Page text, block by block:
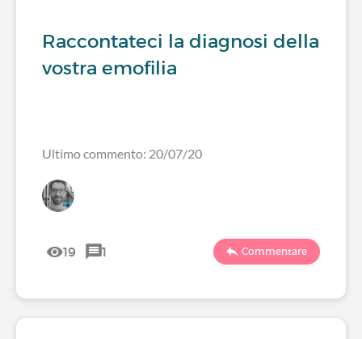
Raccontateci la diagnosi della
vostra emofilia
Ultimo commento: 20/07/20
19 1 Commentare